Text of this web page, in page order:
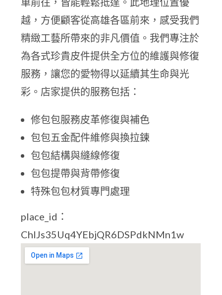
越，方便顧客從高雄各區前來，感受我們
精緻工藝所帶來的非凡價值。我們專注於
為各式珍貴皮件提供全方位的維護與修復
服務，讓您的愛物得以延續其生命與光
彩。店家提供的服務包括：
修包包服務皮革修復與補色
包包五金配件維修與換拉鍊
包包結構與縫線修復
包包提帶與背帶修復
特殊包包材質專門處理
place_id：
ChIJs35Uq4YEbjQR6DSPdkNMn1w